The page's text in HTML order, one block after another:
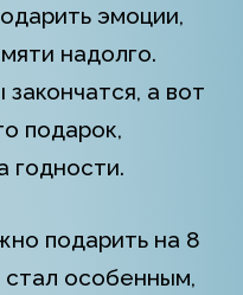
эмоции,
надолго.
а вот
подарок,
годности.
подарить на 8
стал особенным,